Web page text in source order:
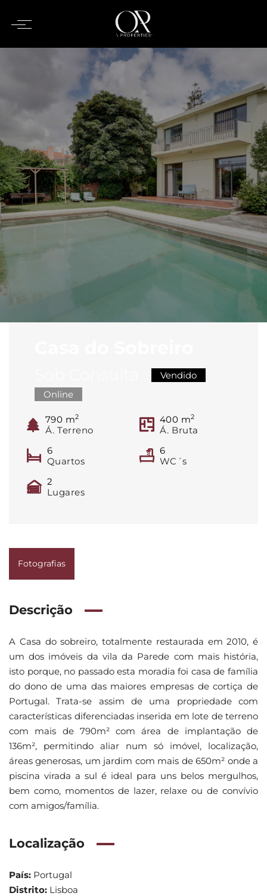
Vendido
Online
790 m2
Á. Terreno
400 m2
Á. Bruta
6
Quartos
6
WC´s
2
Lugares
Fotografias
Descrição
A Casa do sobreiro, totalmente restaurada em 2010, é
um dos imóveis da vila da Parede com mais história,
isto porque, no passado esta moradia foi casa de família
do dono de uma das maiores empresas de cortiça de
Portugal. Trata-se assim de uma propriedade com
características diferenciadas inserida em lote de terreno
com mais de 790m² com área de implantação de
136m², permitindo aliar num só imóvel, localização,
áreas generosas, um jardim com mais de 650m² onde a
piscina virada a sul é ideal para uns belos mergulhos,
bem como, momentos de lazer, relaxe ou de convívio
com amigos/família.
Localização
País: Portugal
Distrito: Lisboa